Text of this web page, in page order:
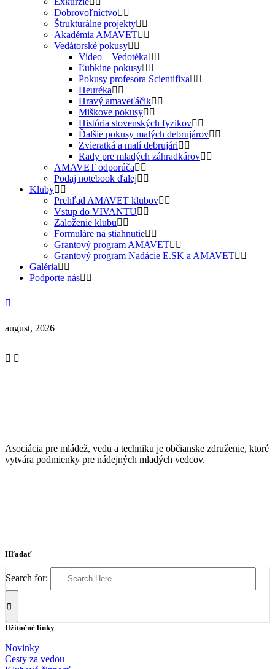
Dobrovoľníctvo
Štrukturálne projekty
Akadémia AMAVET
Vedátorské pokusy
Video – Vedotéka
Ľubkine pokusy
Pokusy profesora Scientifixa
Heuréka
Hravý amaveťáčik
Miškove pokusy
História slovenských fyzikov
Ďalšie pokusy malých debrujárov
Zvieratká a malí debrujári
Rady pre mladých záhradkárov
AMAVET odporúča
Podaj notebook ďalej
Kluby
Prehľad AMAVET klubov
Vstup do VIVANTU
Založenie klubu
Formuláre na stiahnutie
Grantový program AMAVET
Grantový program Nadácie E.SK a AMAVET
Galéria
Podporte nás
august, 2026
Asociácia pre mládež, vedu a techniku je občianske združenie, ktoré
vytvára podmienky pre nádejných mladých vedcov.
Hľadať
Search for:
Užitočné linky
Novinky
Cesty za vedou